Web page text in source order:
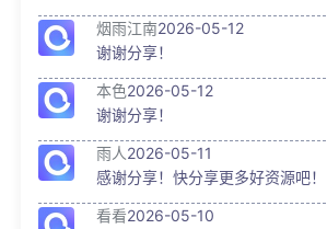
烟雨江南2026-05-12
谢谢分享！
本色2026-05-12
谢谢分享！
雨人2026-05-11
感谢分享！快分享更多好资源吧！
看看2026-05-10